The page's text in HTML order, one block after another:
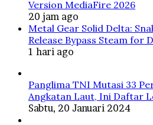
Version MediaFire 2026
20 jam ago
Metal Gear Solid Delta:
Release Bypass Steam for
1 hari ago
Panglima TNI Mutasi 33
Angkatan Laut, Ini Daftar
Sabtu, 20 Januari 2024